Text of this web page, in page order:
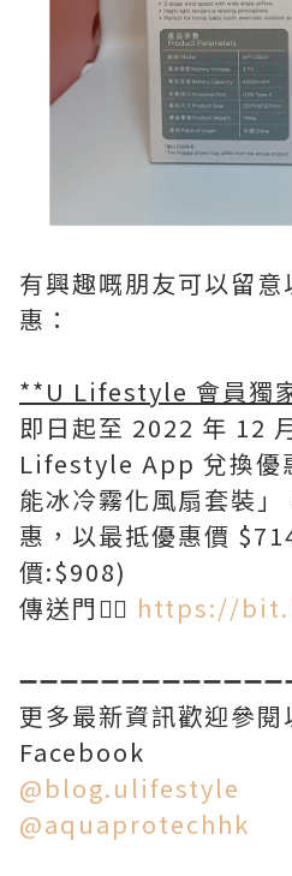
有興趣嘅朋友可以留
惠：
**U Lifestyle 會員獨
即日起至 2022 年 12
Lifestyle App 兌換優
能冰冷霧化風扇套裝
惠，以最抵優惠價
價:$908)
傳送門👉🏻 https://
更多最新資訊歡迎參閱
Facebook
@blog.ulifestyle
@aquaprotechhk